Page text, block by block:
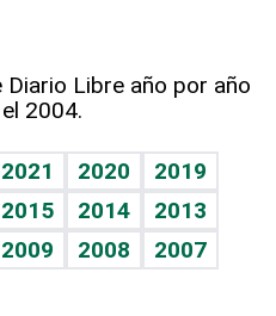
Libre año por año
2004.
2021 2020
2019
2015 2014
2013
2009 2008
2007